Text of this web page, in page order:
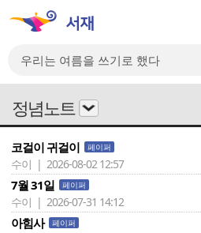
정념노트
코걸이 귀걸이 페이퍼
수이 | 2026-08-02 12:57
7월 31일 페이퍼
수이 | 2026-07-31 14:12
아힘사 페이퍼